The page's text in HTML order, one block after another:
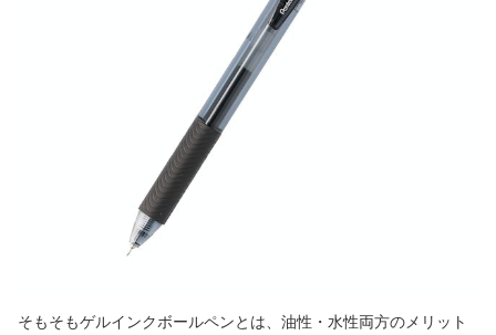
そもそもゲルインクボールペンとは、油性・水性両方のメリット